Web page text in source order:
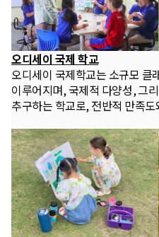
오디세이 국제 학교
오디세이 국제학교는 소규모 클
이루어지며, 국제적 다양성, 그
추구하는 학교로, 전반적 만족